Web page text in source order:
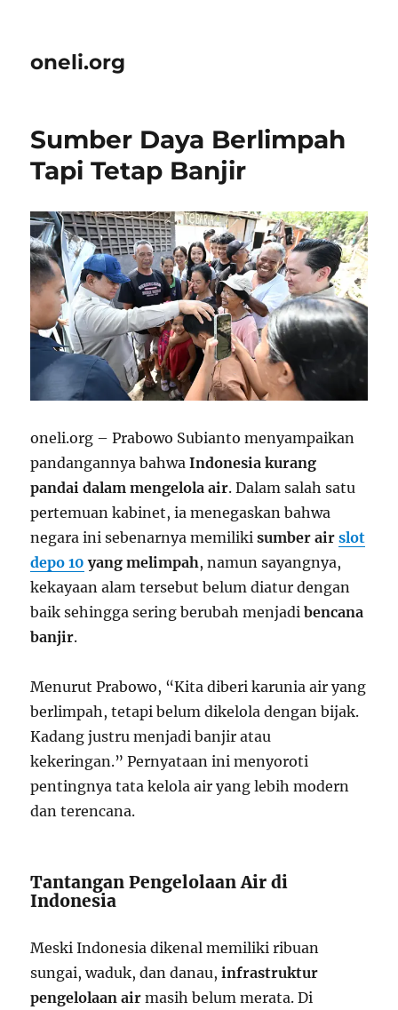
oneli.org
Sumber Daya Berlimpah
Tapi Tetap Banjir
oneli.org – Prabowo Subianto menyampaikan
pandangannya bahwaIndonesia kurang
pandai dalam mengelola air. Dalam salah satu
pertemuan kabinet, ia menegaskan bahwa
negara ini sebenarnya memilikisumber airslot
depo 10 yang melimpah, namun sayangnya,
kekayaan alam tersebut belum diatur dengan
baik sehingga sering berubah menjadibencana
banjir.
Menurut Prabowo, “Kita diberi karunia air yang
berlimpah, tetapi belum dikelola dengan bijak.
Kadang justru menjadi banjir atau
kekeringan.” Pernyataan ini menyoroti
pentingnya tata kelola air yang lebih modern
dan terencana.
Tantangan Pengelolaan Air di
Indonesia
Meski Indonesia dikenal memiliki ribuan
sungai, waduk, dan danau,infrastruktur
pengelolaan air masih belum merata. Di